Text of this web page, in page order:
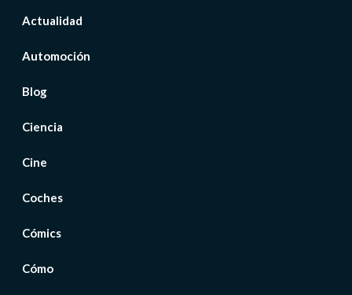
Actualidad
Automoción
Blog
Ciencia
Cine
Coches
Cómics
Cómo